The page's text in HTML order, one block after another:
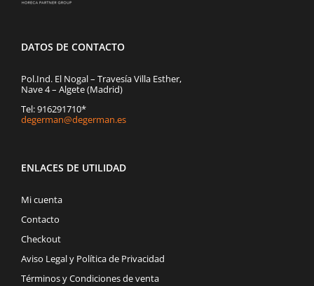
DATOS DE CONTACTO
Pol.Ind. El Nogal – Travesía Villa Esther,
Nave 4 – Algete (Madrid)
Tel: 916291710*
degerman@degerman.es
ENLACES DE UTILIDAD
Mi cuenta
Contacto
Checkout
Aviso Legal y Política de Privacidad
Términos y Condiciones de venta